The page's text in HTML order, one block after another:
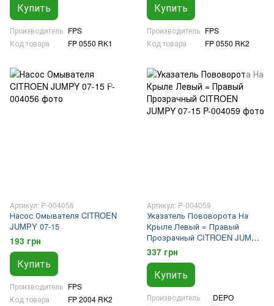
Купить
Производитель FPS
Код товара
FP 0550 RK1
Купить
Производитель FPS
Код товара
FP 0550 RK2
Артикул: P-004056
Насос Омывателя CITROEN
JUMPY 07-15
193 грн
Купить
Производитель FPS
Код товара
FP 2004 RK2
Артикул: P-004059
Указатель Пововорота На
Крыле Левый = Правый
Прозрачный CITROEN JUMPY
07-15
337 грн
Купить
Производитель
DEPO